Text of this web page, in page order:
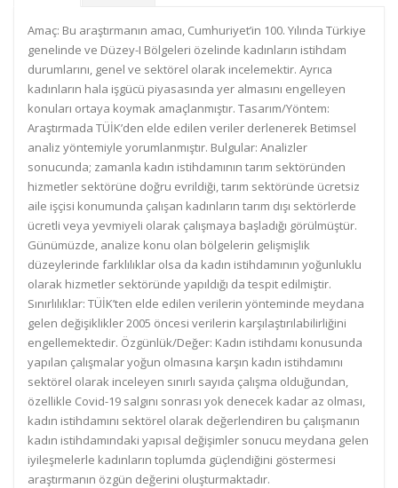
Amaç: Bu araştırmanın amacı, Cumhuriyet’in 100. Yılında Türkiye
genelinde ve Düzey-I Bölgeleri özelinde kadınların istihdam
durumlarını, genel ve sektörel olarak incelemektir. Ayrıca
kadınların hala işgücü piyasasında yer almasını engelleyen
konuları ortaya koymak amaçlanmıştır. Tasarım/Yöntem:
Araştırmada TÜİK’den elde edilen veriler derlenerek Betimsel
analiz yöntemiyle yorumlanmıştır. Bulgular: Analizler
sonucunda; zamanla kadın istihdamının tarım sektöründen
hizmetler sektörüne doğru evrildiği, tarım sektöründe ücretsiz
aile işçisi konumunda çalışan kadınların tarım dışı sektörlerde
ücretli veya yevmiyeli olarak çalışmaya başladığı görülmüştür.
Günümüzde, analize konu olan bölgelerin gelişmişlik
düzeylerinde farklılıklar olsa da kadın istihdamının yoğunluklu
olarak hizmetler sektöründe yapıldığı da tespit edilmiştir.
Sınırlılıklar: TÜİK’ten elde edilen verilerin yönteminde meydana
gelen değişiklikler 2005 öncesi verilerin karşılaştırılabilirliğini
engellemektedir. Özgünlük/Değer: Kadın istihdamı konusunda
yapılan çalışmalar yoğun olmasına karşın kadın istihdamını
sektörel olarak inceleyen sınırlı sayıda çalışma olduğundan,
özellikle Covid-19 salgını sonrası yok denecek kadar az olması,
kadın istihdamını sektörel olarak değerlendiren bu çalışmanın
kadın istihdamındaki yapısal değişimler sonucu meydana gelen
iyileşmelerle kadınların toplumda güçlendiğini göstermesi
araştırmanın özgün değerini oluşturmaktadır.